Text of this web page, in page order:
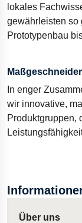
lokales
gewährleisten so
Prototypenbau
In enger
wir innovative,
Produktgruppen,
Über uns